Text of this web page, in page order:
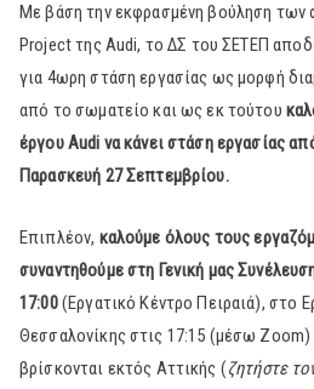
Με βάση την εκφρασμένη βούληση των
Project της Audi, το ΔΣ του ΣΕΤΕΠ
για 4ωρη στάση εργασίας ως μορφή
από το σωματείο και ως εκ τούτου
έργου Audi να κάνει στάση εργασίας
Παρασκευή 27 Σεπτεμβρίου.
Επιπλέον, καλούμε όλους τους
συναντηθούμε στη Γενική μας
17:00(Εργατικό Κέντρο Πειραιά), στο
Θεσσαλονίκης στις 17:15 (μέσω Zoom)
βρίσκονται εκτός Αττικής (ζητήστε